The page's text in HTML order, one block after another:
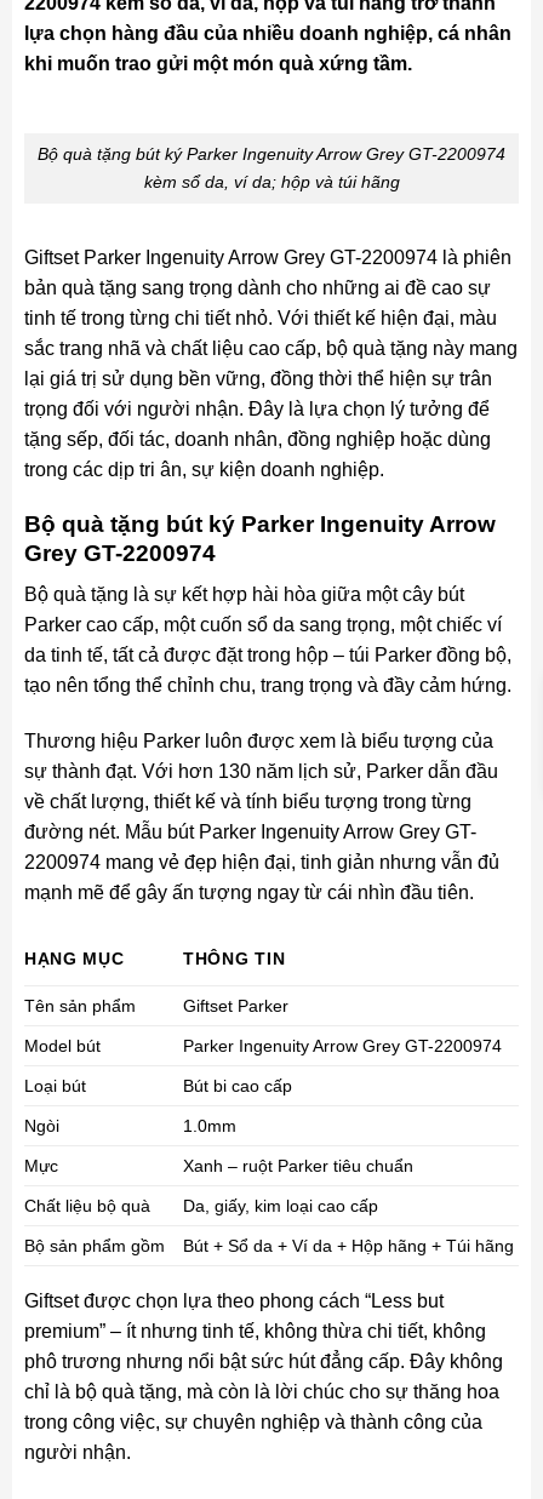
lựa chọn hàng đầu của nhiều doanh nghiệp, cá nhân
khi muốn trao gửi một món quà xứng tầm.
Bộ quà tặng bút ký Parker Ingenuity Arrow Grey GT-2200974
kèm sổ da, ví da; hộp và túi hãng
Giftset Parker Ingenuity Arrow Grey GT-2200974 là phiên
bản quà tặng sang trọng dành cho những ai đề cao sự
tinh tế trong từng chi tiết nhỏ. Với thiết kế hiện đại, màu
sắc trang nhã và chất liệu cao cấp, bộ quà tặng này mang
lại giá trị sử dụng bền vững, đồng thời thể hiện sự trân
trọng đối với người nhận. Đây là lựa chọn lý tưởng để
tặng sếp, đối tác, doanh nhân, đồng nghiệp hoặc dùng
trong các dịp tri ân, sự kiện doanh nghiệp.
Bộ quà tặng bút ký Parker Ingenuity Arrow
Grey GT-2200974
Bộ quà tặng là sự kết hợp hài hòa giữa một cây bút
Parker cao cấp, một cuốn sổ da sang trọng, một chiếc ví
da tinh tế, tất cả được đặt trong hộp – túi Parker đồng bộ,
tạo nên tổng thể chỉnh chu, trang trọng và đầy cảm hứng.
Thương hiệu Parker luôn được xem là biểu tượng của
sự thành đạt. Với hơn 130 năm lịch sử, Parker dẫn đầu
về chất lượng, thiết kế và tính biểu tượng trong từng
đường nét. Mẫu bút Parker Ingenuity Arrow Grey GT-
2200974 mang vẻ đẹp hiện đại, tinh giản nhưng vẫn đủ
mạnh mẽ để gây ấn tượng ngay từ cái nhìn đầu tiên.
HẠNG MỤC THÔNG TIN
Tên sản phẩm Giftset Parker
Model bút Parker Ingenuity Arrow Grey GT-2200974
Loại bút Bút bi cao cấp
Ngòi 1.0mm
Mực Xanh – ruột Parker tiêu chuẩn
Chất liệu bộ quà Da, giấy, kim loại cao cấp
Bộ sản phẩm gồm Bút + Sổ da + Ví da + Hộp hãng + Túi hãng
Giftset được chọn lựa theo phong cách “Less but
premium” – ít nhưng tinh tế, không thừa chi tiết, không
phô trương nhưng nổi bật sức hút đẳng cấp. Đây không
chỉ là bộ quà tặng, mà còn là lời chúc cho sự thăng hoa
trong công việc, sự chuyên nghiệp và thành công của
người nhận.